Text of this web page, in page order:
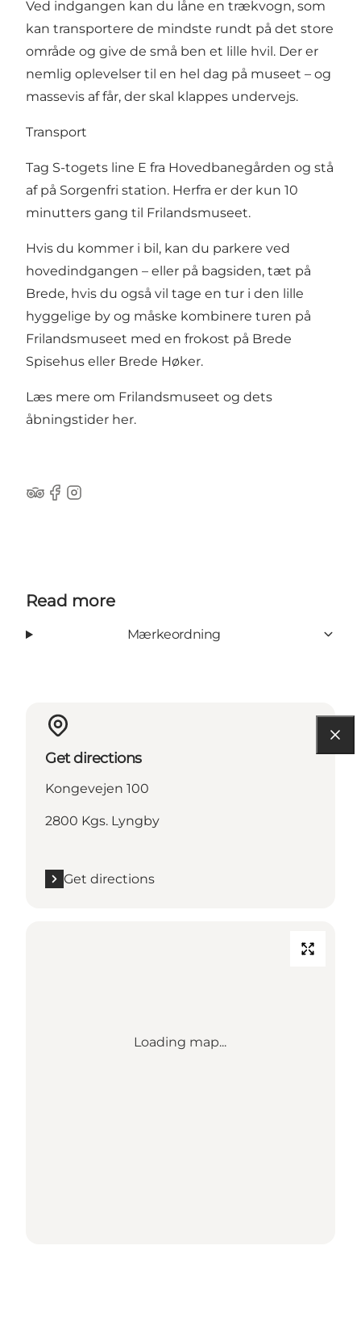
Ved indgangen kan du låne en trækvogn, som
kan transportere de mindste rundt på det store
område og give de små ben et lille hvil. Der er
nemlig oplevelser til en hel dag på museet – og
massevis af får, der skal klappes undervejs.
Transport
Tag S-togets line E fra Hovedbanegården og stå
af på Sorgenfri station. Herfra er der kun 10
minutters gang til Frilandsmuseet.
Hvis du kommer i bil, kan du parkere ved
hovedindgangen – eller på bagsiden, tæt på
Brede, hvis du også vil tage en tur i den lille
hyggelige by og måske kombinere turen på
Frilandsmuseet med en frokost på Brede
Spisehus eller Brede Høker.
Læs mere om Frilandsmuseet og dets
åbningstider her.
Tripadvisor
Facebook
Instagram
Read more
Mærkeordning
Get directions
Kongevejen 100
2800 Kgs. Lyngby
Get directions
Loading map...